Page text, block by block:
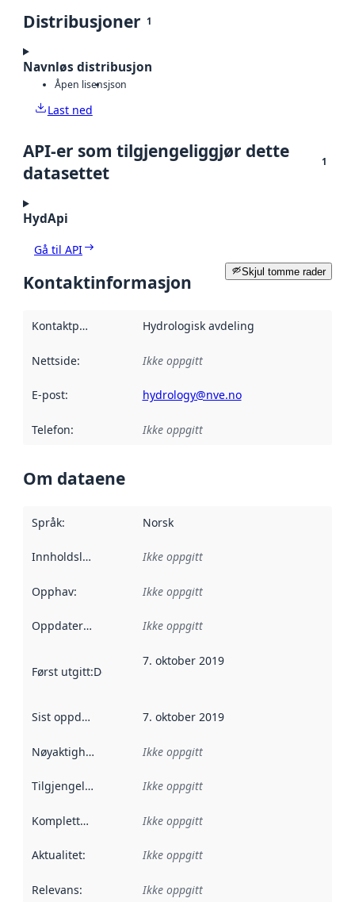
Distribusjoner 1
Navnløs distribusjon
Åpen lisensjson
Last ned
API-er som tilgjengeliggjør dette
datasettet
1
HydApi
Gå til API
Skjul tomme rader
Kontaktinformasjon
Kontaktpunkt Hydrologisk avdeling
Nettside: Ikke oppgitt
E-post: hydrology@nve.no
Telefon: Ikke oppgitt
Om dataene
Språk: Norsk
Innholdsleverandører :
Ikke oppgitt
Opphav: Ikke oppgitt
Oppdateringsfrekvens :
Ikke oppgitt
Først utgitt:Denne datoen sier når dataene i dette
7. oktober 2019
Sist oppdatert 7. oktober 2019
Nøyaktighet Ikke oppgitt
Tilgjengelighet Ikke oppgitt
Kompletthet Ikke oppgitt
Aktualitet: Ikke oppgitt
Relevans: Ikke oppgitt